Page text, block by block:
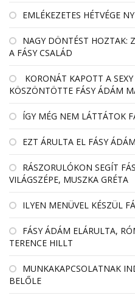
EMLÉKEZETES HÉTVÉGE
NAGY DÖNTÉST HOZTAK:
A FÁSY CSALÁD
KORONÁT KAPOTT A
KÖSZÖNTÖTTE FÁSY ÁDÁM
ÍGY MÉG NEM LÁTTÁTOK
EZT ÁRULTA EL FÁSY
RÁSZORULÓKON SEGÍT
VILÁGSZÉPE, MUSZKA GRÉTA
ILYEN MENÜVEL KÉSZÜL
FÁSY ÁDÁM ELÁRULTA,
TERENCE HILLT
MUNKAKAPCSOLATNAK
BELŐLE